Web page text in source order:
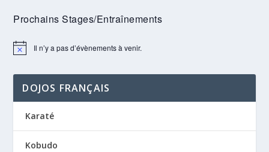
Prochains Stages/Entraînements
Notice Il n’y a pas d’évènements à venir.
DOJOS FRANÇAIS
Karaté
Kobudo